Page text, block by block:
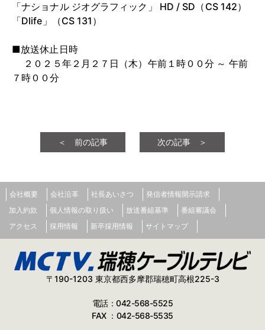
「ナショナル ジオグラフィック」 HD / SD（CS 142）
「Dlife」（CS 131）
■放送休止日時
２０２５年２月２７日（木）午前１時００分 ～ 午前
７時００分
＜ 前の記事 次の記事 ＞
会社概要 会社沿革 社長あいさつ
発信者情報開示請求
加入約款
個人情報の取り扱い 放送番組基準
番組審議会
アクセス
採用情報 新卒採用情報 サイトマップ
〒190-1203 東京都西多摩郡瑞穂町高根225-3
電話：042-568-5525
FAX ：042-568-5535